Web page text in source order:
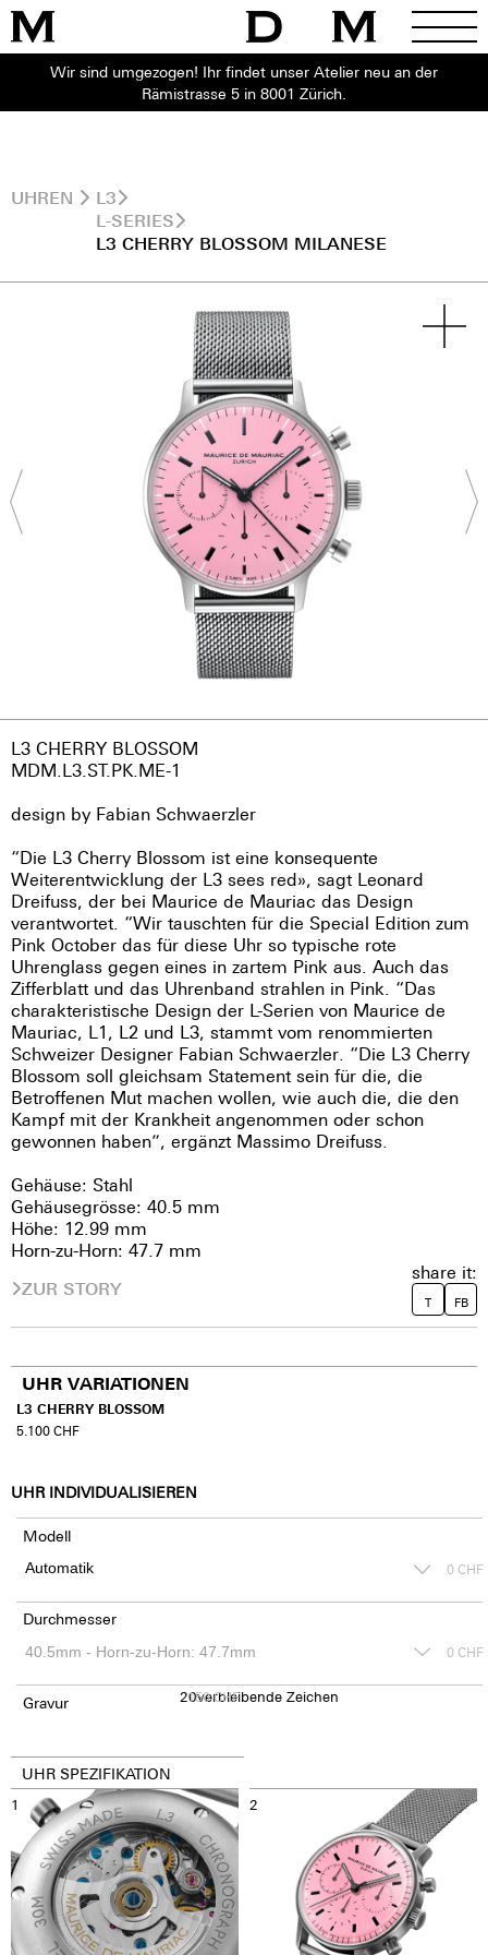
Wir sind umgezogen! Ihr findet unser Atelier neu an der
Rämistrasse 5 in 8001 Zürich.
UHREN
L3
L-SERIES
L3 CHERRY BLOSSOM MILANESE
L3 CHERRY BLOSSOM
MDM.L3.ST.PK.ME-1
design by Fabian Schwaerzler
“Die L3 Cherry Blossom ist eine konsequente
Weiterentwicklung der L3 sees red», sagt Leonard
Dreifuss, der bei Maurice de Mauriac das Design
verantwortet. “Wir tauschten für die Special Edition zum
Pink October das für diese Uhr so typische rote
Uhrenglass gegen eines in zartem Pink aus. Auch das
Zifferblatt und das Uhrenband strahlen in Pink. “Das
charakteristische Design der L-Serien von Maurice de
Mauriac, L1, L2 und L3, stammt vom renommierten
Schweizer Designer Fabian Schwaerzler. “Die L3 Cherry
Blossom soll gleichsam Statement sein für die, die
Betroffenen Mut machen wollen, wie auch die, die den
Kampf mit der Krankheit angenommen oder schon
gewonnen haben”, ergänzt Massimo Dreifuss.
Gehäuse: Stahl
Gehäusegrösse: 40.5 mm
Höhe: 12.99 mm
Horn-zu-Horn: 47.7 mm
ZUR STORY
share it:
T FB
UHR VARIATIONEN
L3 CHERRY BLOSSOM
5.100CHF
UHR INDIVIDUALISIEREN
Modell
0 CHF
Durchmesser
0 CHF
Gravur 150CHF
20verbleibende Zeichen
UHR SPEZIFIKATION
1 2